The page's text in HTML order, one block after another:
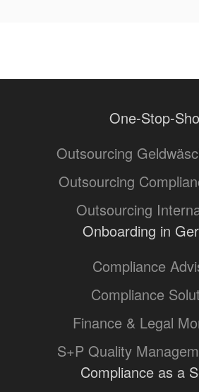
One-Stop-
Outsourcing
Outsourcing
Outsourcing
Onboarding in
Compliance
Compliance
Finance & Legal
S+P Quality
Compliance as a